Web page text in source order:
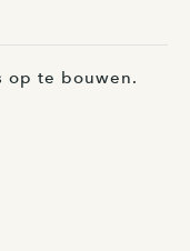
op te bouwen.